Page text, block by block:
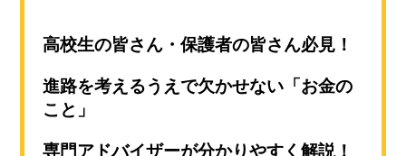
高校生の皆さん・保護者の皆さん必見！
進路を考えるうえで欠かせない「お金の
こと」
専門アドバイザーが分かりやすく解説！